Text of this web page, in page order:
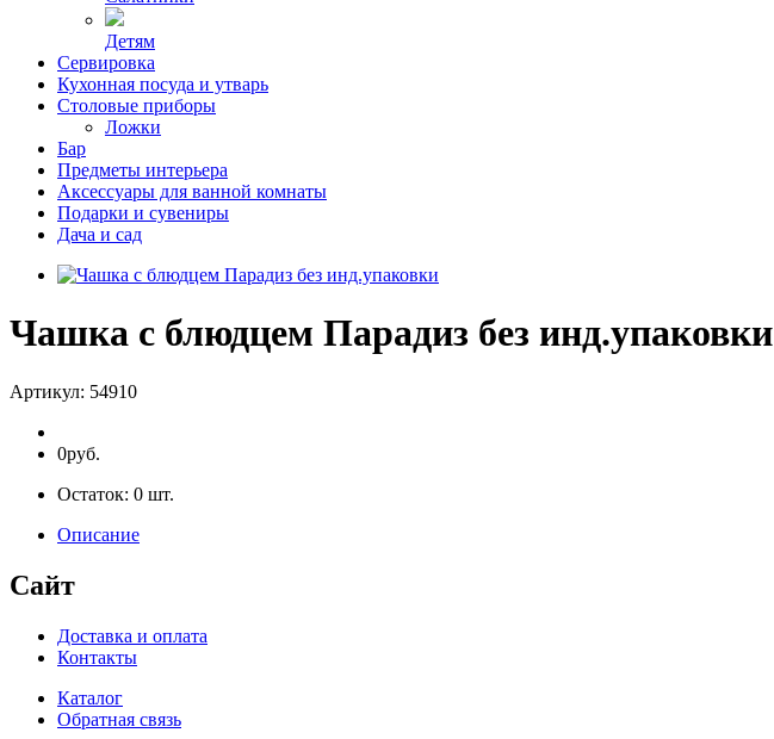
Детям
Сервировка
Кухонная посуда и утварь
Столовые приборы
Ложки
Бар
Предметы интерьера
Аксессуары для ванной комнаты
Подарки и сувениры
Дача и сад
Чашка с блюдцем Парадиз без инд.упаковки
Артикул: 54910
0руб.
Остаток: 0 шт.
Описание
Сайт
Доставка и оплата
Контакты
Каталог
Обратная связь